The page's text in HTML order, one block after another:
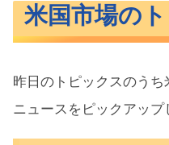
米国市場の
昨日のトピックスのう
ニュースをピックアップ